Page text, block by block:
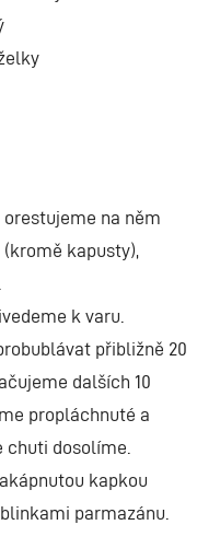
na něm
kapusty),
k varu.
přibližně 20
dalších 10
propláchnuté a
dosolíme.
kapkou
parmazánu.